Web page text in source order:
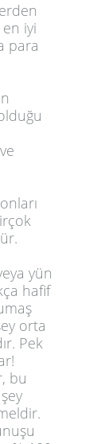
iyi
para
yün
hafif
orta
Pek
bu